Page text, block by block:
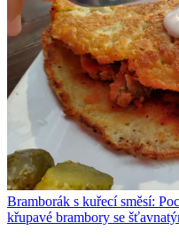
Bramborák s kuřecí směsí:
křupavé brambory se